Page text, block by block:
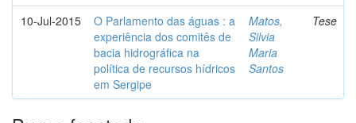
10-Jul-2015
O Parlamento das águas : a
experiência dos comitês de
bacia hidrográfica na
política de recursos hídricos
em Sergipe
Matos,
Silvia
Maria
Santos
Tese